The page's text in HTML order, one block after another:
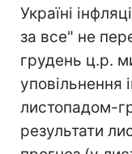
Україні
за все" не
грудень ц.р.
уповільнення
листопадом-
результати